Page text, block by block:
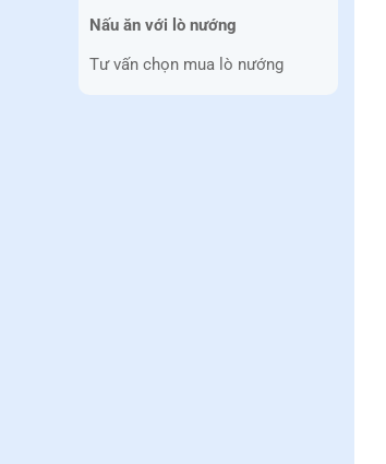
Nấu ăn với lò nướng
Tư vấn chọn mua lò nướng